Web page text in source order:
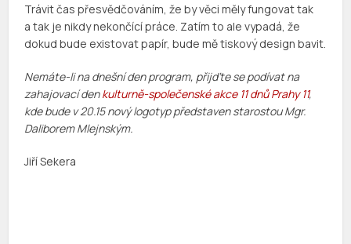
Trávit čas přesvědčováním, že by věci měly fungovat tak
a tak je nikdy nekončící práce. Zatím to ale vypadá, že
dokud bude existovat papír, bude mě tiskový design bavit.
Nemáte-li na dnešní den program, přijďte se podívat na
zahajovací denkulturně-společenské akce 11 dnů Prahy 11,
kde bude v 20.15 nový logotyp představen starostou Mgr.
Daliborem Mlejnským.
Jiří Sekera